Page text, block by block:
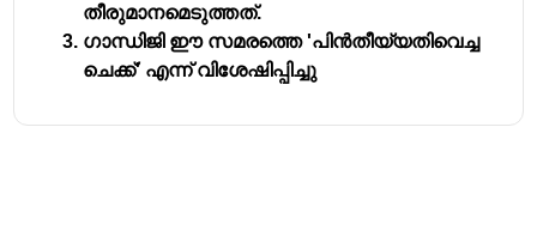
തീരുമാനമെടുത്തത്.
ഗാന്ധിജി ഈ സമരത്തെ 'പിൻതീയ്യതിവെച്ച
ചെക്ക്' എന്ന് വിശേഷിപ്പിച്ചു